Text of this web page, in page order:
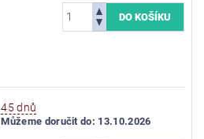
45 dnů
Můžeme doručit do: 13.10.2026